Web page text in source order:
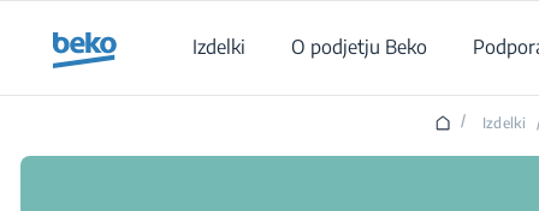
Izdelki
O podjetju Beko
/ Izdelki